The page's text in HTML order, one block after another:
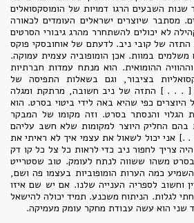
השבעים הרגו דמויות של הומוסקסואלים
מסתבר שיוצרים ישראלים העומדים לכאורה
לא יכולים להשתחרר מהרג גיבורי הסרטים
של קובי ניב. לדעתם של אוחובסקי פוקס
במוות. אכן הומופוביה עצמית עמוקה.
ההומואית. הוא מנתח עמדות חברתיות
בציבור, וגם בשאלות התפיסה של
[ . . . ] התזה של ניב חשובה, מרתקת ומגלה
כפי שהיא באה לידי ביטוי בסרט. הוא
הגלוי והנסתר בסרט. וזה מקומו של המבקר
בהם החליק היוצר למקומות שלא חשב עליהם
. .] אני יכול לשאול את עצמי איך לא ראיתי את
צריך לחפור ניב כדי לראות כל צל כל קו דק
משהו ששווה לנתח לעומק. טוב שסטרייט
כמה הערות הומופוביות בעצמו פה ושם,
וחשוב לספריה הענייה שלנו. אם יש שם איזו
לגלות. הניתוח משכנע. תמיד יכולה להישאל
שני הוא עשה עבודת מחקר עומק מעמיקה.